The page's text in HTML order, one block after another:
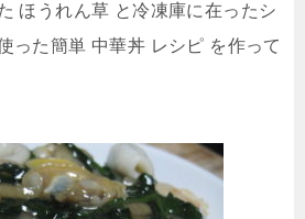
ほうれん草 と冷凍庫に在ったシ
った簡単 中華丼 レシピ を作って